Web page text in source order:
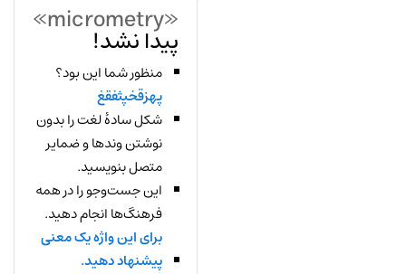
«micrometry»
پیدا نشد!
منظور شما این بود؟
پهزقخپثفقغ
شکل سادهٔ لغت را بدون
نوشتن وندها و ضمایر
متصل بنویسید.
این جست‌وجو را در همه
فرهنگ‌ها انجام دهید.
برای این واژه یک معنی
پیشنهاد دهید.